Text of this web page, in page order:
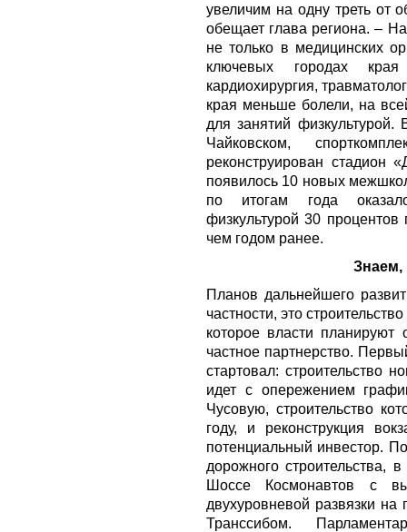
увеличим на одну треть от
обещает глава региона. –
не только в медицинских
ключевых городах
кардиохирургия,
края меньше болели, на
для занятий
Чайковском,
реконструирован стадион
появилось 10 новых
по итогам года
физкультурой 30
чем годом ранее.
Знаем,
Планов дальнейшего
частности, это
которое власти планируют
частное партнерство.
стартовал: строительство
идет с опережением
Чусовую, строительство
году, и реконструкция
потенциальный инвестор.
дорожного строительства,
Шоссе Космонавтов с
двухуровневой развязки
Транссибом.